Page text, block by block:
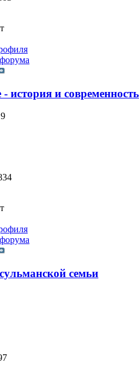
история и современность
семьи